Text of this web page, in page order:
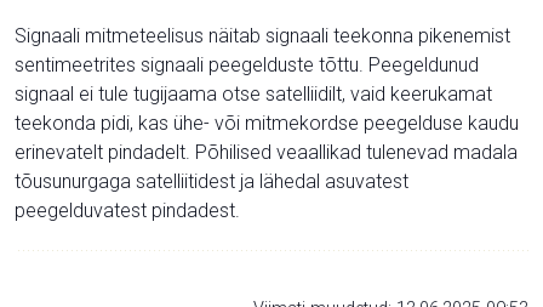
Signaali mitmeteelisus näitab signaali teekonna pikenemist
sentimeetrites signaali peegelduste tõttu. Peegeldunud
signaal ei tule tugijaama otse satelliidilt, vaid keerukamat
teekonda pidi, kas ühe- või mitmekordse peegelduse kaudu
erinevatelt pindadelt. Põhilised veaallikad tulenevad madala
tõusunurgaga satelliitidest ja lähedal asuvatest
peegelduvatest pindadest.